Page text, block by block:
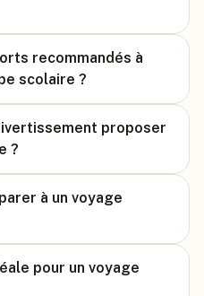
recommandés à
scolaire ?
proposer
?
à un voyage
pour un voyage